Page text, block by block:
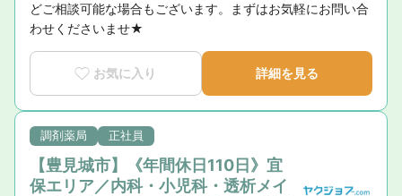
どご相談可能な場合もございます。まずはお気軽にお問い合
わせくださいませ★
お気に入り 詳細を見る
調剤薬局 正社員
【豊見城市】《年間休日110日》宜
保エリア／内科・小児科・透析メイ